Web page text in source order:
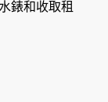
錶和收取租